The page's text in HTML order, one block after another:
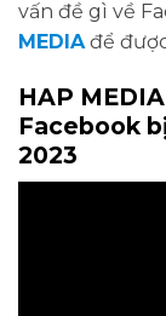
vấn đề gì về
MEDIAđể
HAP
Facebook
2023